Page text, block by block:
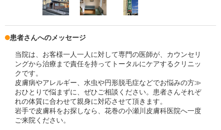
患者さんへのメッセージ
当院は、お客様一人一人に対して専門の医師が、カウンセリ
ングから治療まで責任を持ってトータルにケアするクリニッ
クです。
皮膚病やアレルギー、水虫や円形脱毛症などでお悩みの方≫
おひとりで悩まずに、ぜひご相談ください。患者さんそれぞ
れの体質に合わせて親身に対応させて頂きます。
岩手で皮膚科をお探しなら、花巻の小瀬川皮膚科医院へ一度
ご来院ください。